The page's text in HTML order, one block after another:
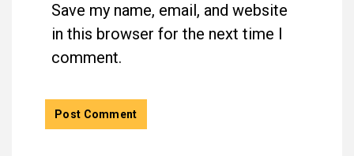
Save my name, email, and website
in this browser for the next time I
comment.